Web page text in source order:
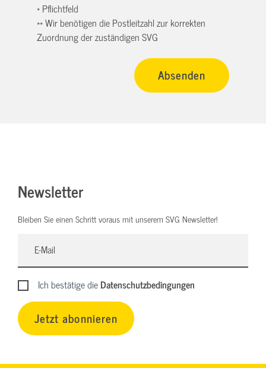
* Pflichtfeld
** Wir benötigen die Postleitzahl zur korrekten
Zuordnung der zuständigen SVG
Newsletter
Bleiben Sie einen Schritt voraus mit unserem SVG Newsletter!
Ich bestätige dieDatenschutzbedingungen
Jetzt abonnieren